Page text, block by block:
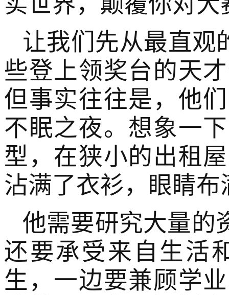
让我们先从最直观
些登上领奖台的天
但事实往往是，他
不眠之夜。想象一
型，在狭小的出租
沾满了衣衫，眼睛布
他需要研究大量的
还要承受来自生活
生，一边要兼顾学